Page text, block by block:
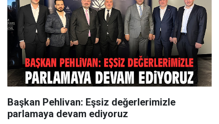
Başkan Pehlivan: Eşsiz değerlerimizle
parlamaya devam ediyoruz